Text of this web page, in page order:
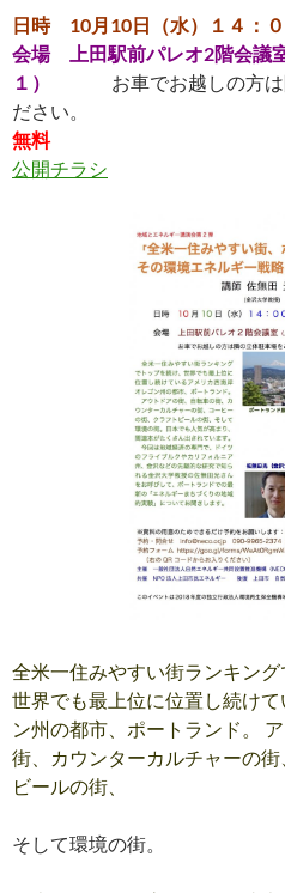
日時 10月10日（水）１４：
会場 上田駅前パレオ2階会議
１）
お車でお越しの方は隣
ださい。
無料
公開チラシ
全米一住みやすい街ランキング
世界でも最上位に位置し続け
ン州の都市、ポートランド。
街、カウンターカルチャーの
ビールの街、
そして環境の街。